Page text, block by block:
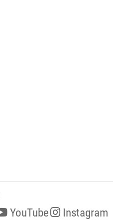
YouTube Instagram